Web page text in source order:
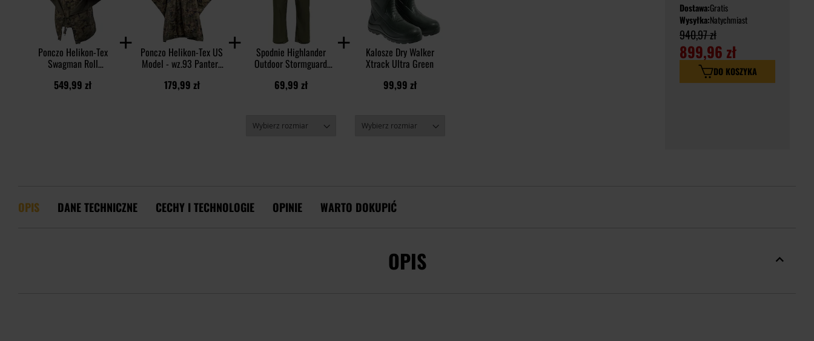
Ponczo Helikon-Tex
Swagman Roll
funkcją śpiwora - wz.93
549,99 zł
Ponczo Helikon-Tex US
Model - wz.93 Pantera
179,99 zł
Spodnie Highlander
Outdoor Stormguard
Olive
69,99 zł
Kalosze Dry Walker
Xtrack Ultra Green
99,99 zł
Dostawa:Gratis
Wysyłka:Natychmiast
940,97 zł
899,96 zł
DO KOSZYKA
OPIS DANE TECHNICZNE CECHY I TECHNOLOGIE OPINIE WARTO DOKUPIĆ
OPIS